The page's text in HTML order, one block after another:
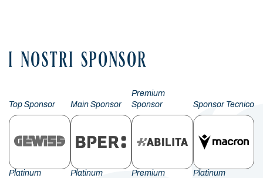
I NOSTRI SPONSOR
Top Sponsor Main Sponsor
Premium
Sponsor
Sponsor Tecnico
Platinum
Platinum
Premium
Platinum